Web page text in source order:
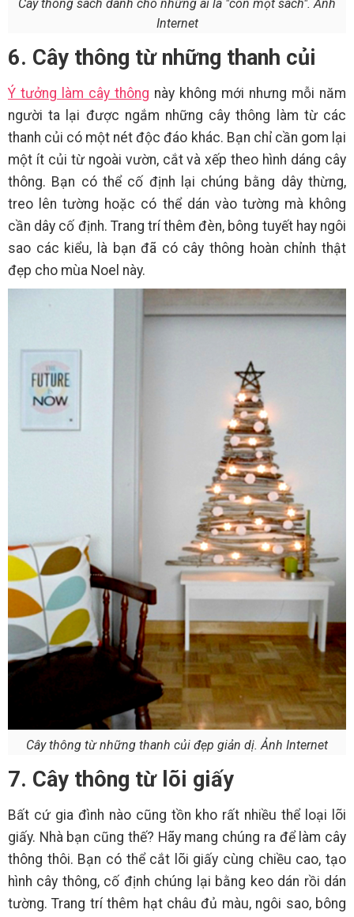
Cây thông sách dành cho những ai là "con mọt sách". Ảnh
Internet
6. Cây thông từ những thanh củi
Ý tưởng làm cây thông này không mới nhưng mỗi năm
người ta lại được ngắm những cây thông làm từ các
thanh củi có một nét độc đáo khác. Bạn chỉ cần gom lại
một ít củi từ ngoài vườn, cắt và xếp theo hình dáng cây
thông. Bạn có thể cố định lại chúng bằng dây thừng,
treo lên tường hoặc có thể dán vào tường mà không
cần dây cố định. Trang trí thêm đèn, bông tuyết hay ngôi
sao các kiểu, là bạn đã có cây thông hoàn chỉnh thật
đẹp cho mùa Noel này.
Cây thông từ những thanh củi đẹp giản dị. Ảnh Internet
7. Cây thông từ lõi giấy
Bất cứ gia đình nào cũng tồn kho rất nhiều thể loại lõi
giấy. Nhà bạn cũng thế? Hãy mang chúng ra để làm cây
thông thôi. Bạn có thể cắt lõi giấy cùng chiều cao, tạo
hình cây thông, cố định chúng lại bằng keo dán rồi dán
tường. Trang trí thêm hạt châu đủ màu, ngôi sao, bông